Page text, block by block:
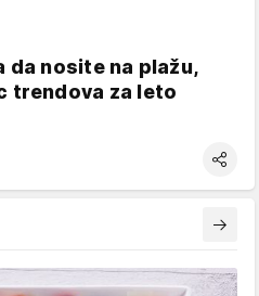
da nosite na plažu,
trendova za leto